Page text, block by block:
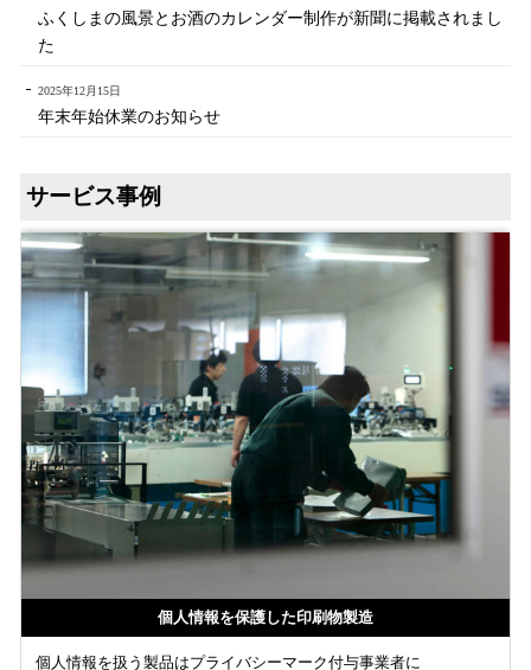
ふくしまの風景とお酒のカレンダー制作が新聞に掲載されまし
た
2025年12月15日
年末年始休業のお知らせ
サービス事例
個人情報を保護した印刷物製造
個人情報を扱う製品はプライバシーマーク付与事業者に